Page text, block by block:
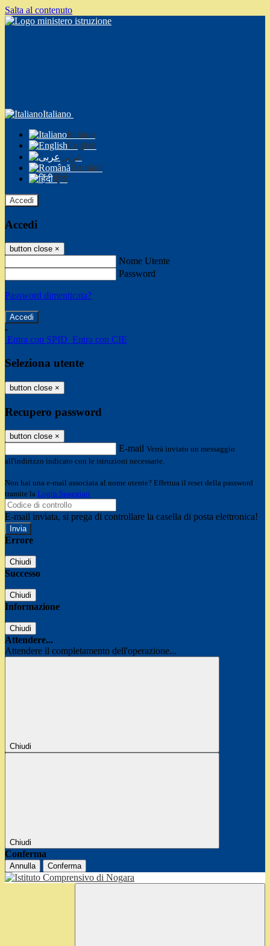
Salta al contenuto
Italiano
Italiano
English
عربى
Română
हिंदी
Accedi
Accedi
button close ×
Nome Utente
Password
Password dimenticata?
-
Entra con SPID Entra con CIE
Seleziona utente
button close ×
Recupero password
button close ×
E-mail Verrà inviato un messaggio
all'indirizzo indicato con le istruzioni necessarie.
Non hai una e-mail associata al nome utente? Effettua il reset della password
tramite la Login Spaggiari
E-mail inviata, si prega di controllare la casella di posta elettronica!
Errore
Chiudi
Successo
Chiudi
Informazione
Chiudi
Attendere...
Attendere il completamento dell'operazione...
Chiudi
Chiudi
Conferma
Annulla Conferma